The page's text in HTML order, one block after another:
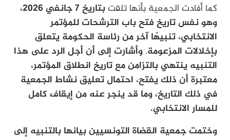
كما أفادت الجمعية بأنها تلقت
بتاريخ 7 جانفي 2026،
وهو نفس تاريخ فتح باب الترشحات للمؤتمر
الانتخابي، تنبيهًا آخر من رئاسة الحكومة يتعلق
بإخلالات المزعومة. وأشارت إلى أن أجل الرد على هذا
التنبيه ينتهي بالتزامن مع تاريخ انطلاق المؤتمر،
معتبرة أن ذلك يفتح، احتمال تعليق نشاط الجمعية
في ذلك التاريخ، وما قد ينجر عنه من إيقاف كامل
للمسار الانتخابي.
وختمت جمعية القضاة التونسيين بيانها بالتنبيه إلى